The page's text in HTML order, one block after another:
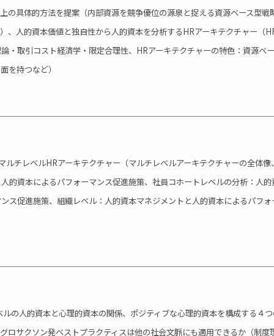
の具体的方法を提案（内部資源を競争優位の源泉と捉える資源ベース型戦
、人的資本価値と独自性から人的資本を分析するHRアーキテクチャー（
・取引コスト経済学・限定合理性、HRアーキテクチャーの特色：資源ベ
を持つなど）
チレベルHRアーキテクチャー（マルチレベルアーキテクチャーの全体像
的資本によるパフォーマンス促進施策、社員コホートレベルの分析：人的
ス促進施策、組織レベル：人的資本マネジメントと人的資本によるパフォ
の人的資本と心理的資本の関係、ポジティブな心理的資本を構成する４
ロサクソン発ベストプラクティスは他の社会文脈にも適用できるか（制度